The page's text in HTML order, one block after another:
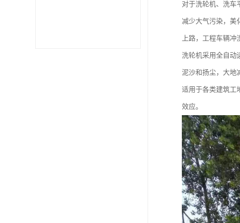
对于洗轮机、洗车
减少大气污染，美
上路，工程车辆冲
洗轮机采用全自动
泥沙和扬尘，大地
适用于各类建筑工
效应。